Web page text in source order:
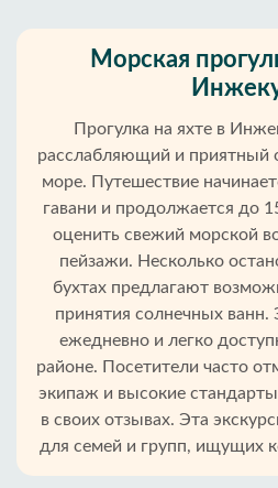
Главная
Инжекум
Морская
Прогулка на яхте в
расслабляющий и приятный
море. Путешествие
гавани и продолжается до
оценить свежий морской
пейзажи. Несколько
бухтах предлагают
принятия солнечных ванн.
ежедневно и легко
районе. Посетители часто
экипаж и высокие
в своих отзывах. Эта
для семей и групп, ищущих